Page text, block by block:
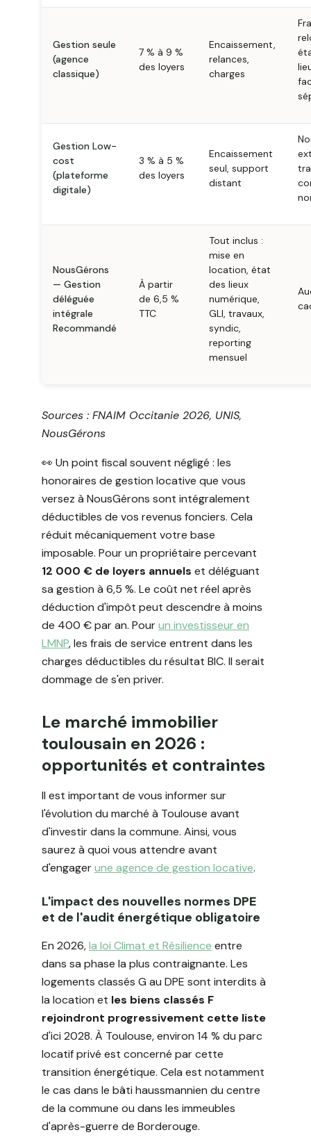
Gestion seule
(agence
classique)
7 % à 9 %
des loyers
Encaissement,
relances,
charges
Gestion Low-
cost
(plateforme
digitale)
3 % à 5 %
des loyers
Encaissement
seul, support
distant
NousGérons
— Gestion
déléguée
intégrale
Recommandé
À partir
de 6,5 %
TTC
Tout inclus :
mise en
location, état
des lieux
numérique,
GLI, travaux,
syndic,
reporting
mensuel
Sources : FNAIM Occitanie 2026, UNIS,
NousGérons
👀 Un point fiscal souvent négligé : les
honoraires de gestion locative que vous
versez à NousGérons sont intégralement
déductibles de vos revenus fonciers. Cela
réduit mécaniquement votre base
imposable. Pour un propriétaire percevant
12 000 € de loyers annuels et déléguant
sa gestion à 6,5 %. Le coût net réel après
déduction d'impôt peut descendre à moins
de 400 € par an. Pourun investisseur en
LMNP, les frais de service entrent dans les
charges déductibles du résultat BIC. Il serait
dommage de s'en priver.
Le marché immobilier
toulousain en 2026 :
opportunités et contraintes
Il est important de vous informer sur
l'évolution du marché à Toulouse avant
d'investir dans la commune. Ainsi, vous
saurez à quoi vous attendre avant
d'engagerune agence de gestion locative.
L'impact des nouvelles normes DPE
et de l'audit énergétique obligatoire
En 2026,la loi Climat et Résilience entre
dans sa phase la plus contraignante. Les
logements classés G au DPE sont interdits à
la location et les biens classés F
rejoindront progressivement cette liste
d'ici 2028. À Toulouse, environ 14 % du parc
locatif privé est concerné par cette
transition énergétique. Cela est notamment
le cas dans le bâti haussmannien du centre
de la commune ou dans les immeubles
d'après-guerre de Borderouge.